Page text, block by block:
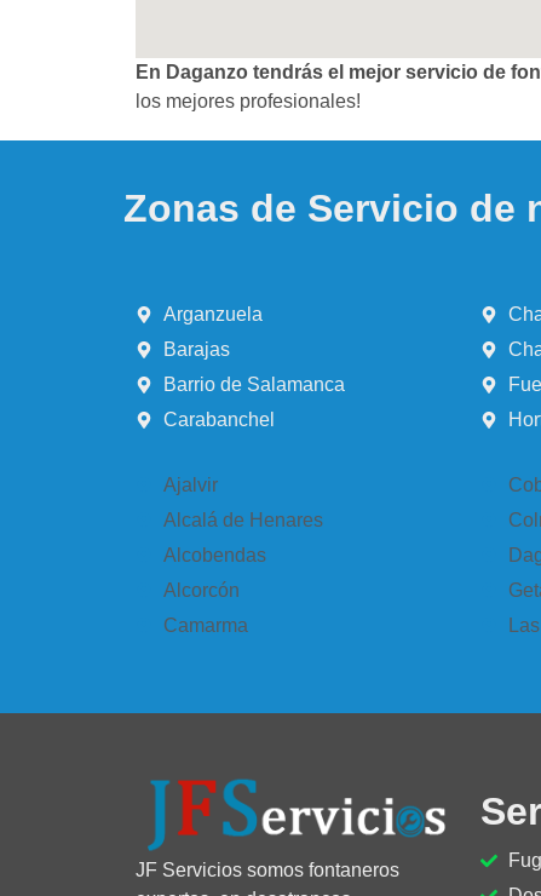
En Daganzo tendrás el mejor servicio de
los mejores profesionales!
Zonas de Servicio de
Arganzuela
Barajas
Barrio de Salamanca
Carabanchel
Ajalvir
Alcalá de Henares
Alcobendas
Alcorcón
Camarma
JF Servicios somos fontaneros